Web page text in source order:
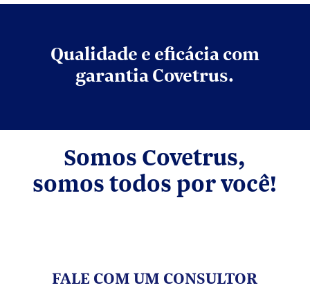
Qualidade e eficácia com
garantia Covetrus.
Somos Covetrus,
somos todos por você!
FALE COM UM CONSULTOR